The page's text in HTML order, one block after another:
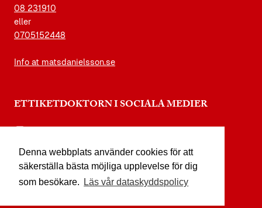
Denna webbplats använder cookies för att
säkerställa bästa möjliga upplevelse för dig
som besökare.
Läs vår dataskyddspolicy
08 231910
eller
0705152448
Info at matsdanielsson.se
ETTIKETDOKTORN I SOCIALA MEDIER
facebook.com/etikettdoktorn
youtube.com/etikettdoktorn